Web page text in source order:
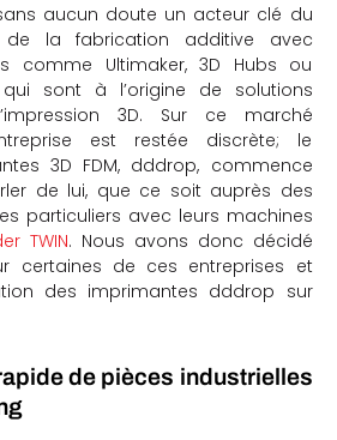
aucun doute un acteur clé du
de la fabrication additive avec
comme Ultimaker, 3D Hubs ou
sont à l’origine de solutions
3D. Sur ce marché
est restée discrète; le
3D FDM, dddrop, commence
de lui, que ce soit auprès des
particuliers avec leurs machines
TWIN. Nous avons donc décidé
certaines de ces entreprises et
des imprimantes dddrop sur
de pièces industrielles